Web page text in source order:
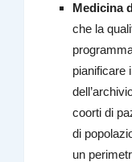
Medicina
che la
pianificare
coorti di
di
un